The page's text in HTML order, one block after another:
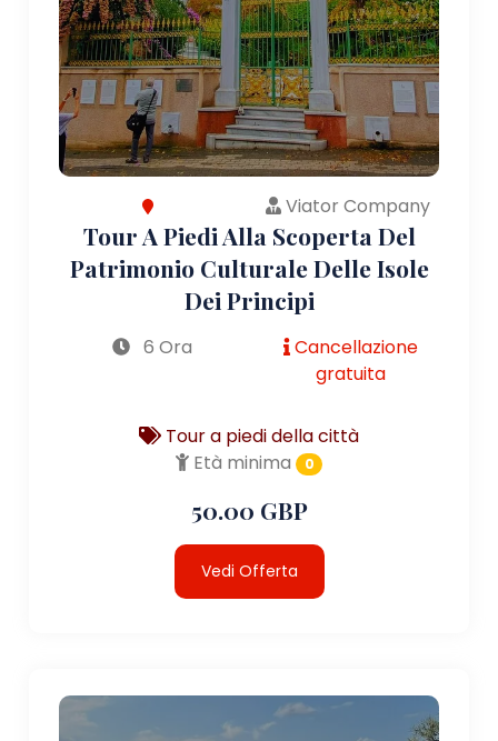
Viator Company
Tour A Piedi Alla Scoperta Del
Patrimonio Culturale Delle Isole
Dei Principi
6 Ora
Cancellazione
gratuita
Tour a piedi della città
Età minima
0
50.00 GBP
Vedi Offerta